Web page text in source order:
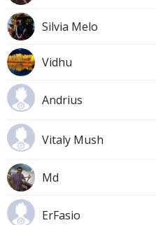
Silvia Melo
Vidhu
Andrius
Vitaly Mush
Md
ErFasio